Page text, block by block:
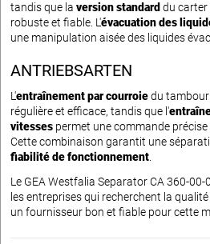
tandis que la version standard du
robuste et fiable. L'évacuation des
une manipulation aisée des liquides
ANTRIEBSARTEN
L'entraînement par courroiedu
régulière et efficace, tandis que l'
vitesses permet une commande
Cette combinaison garantit une
fiabilité de fonctionnement.
Le GEA Westfalia Separator CA 360-
les entreprises qui recherchent la
un fournisseur bon et fiable pour cette